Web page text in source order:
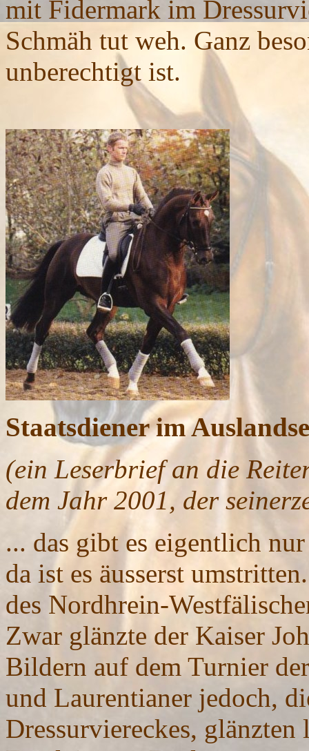
mit Fidermark im
Schmäh tut weh. Ganz
unberechtigt ist.
Staatsdiener im
(ein Leserbrief an die
dem Jahr 2001, der
... das gibt es eigentlich
da ist es äusserst
des Nordhrein-
Zwar glänzte der Kaiser
Bildern auf dem Turnier
und Laurentianer jedoch,
Dressurviereckes,